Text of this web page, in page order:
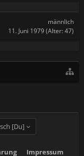
männlich
11. Juni 1979(Alter: 47)
[Du]
Impressum